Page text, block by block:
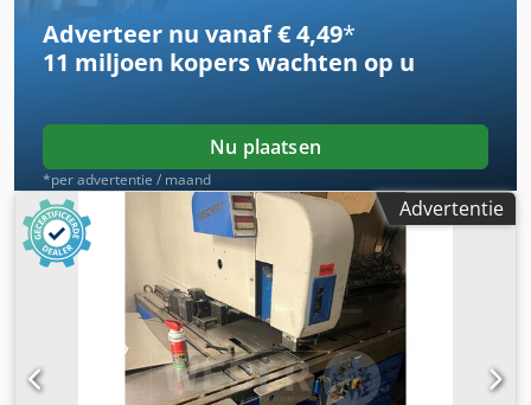
Adverteer nu vanaf € 4,49*
11 miljoen koperswachten op u
Nu plaatsen
*per advertentie / maand
Advertentie